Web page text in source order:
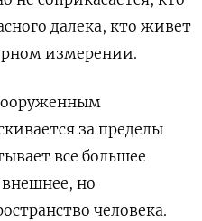
далека, кто живет
измерении.
за пределы
все большее
внешнее, но
человека.